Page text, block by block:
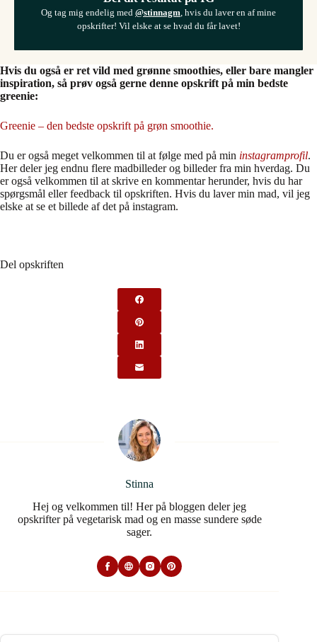
Og tag mig endelig med @stinnagm , hvis du laver en af mine
opskrifter! Vil elske at se hvad du får lavet!
Hvis du også er ret vild med grønne smoothies, eller bare mangler
inspiration, så prøv også gerne denne opskrift på min bedste
greenie:
Greenie – den bedste opskrift på grøn smoothie.
Du er også meget velkommen til at følge med på min instagramprofil.
Her deler jeg endnu flere madbilleder og billeder fra min hverdag. Du
er også velkommen til at skrive en kommentar herunder, hvis du har
spørgsmål eller feedback til opskriften. Hvis du laver min mad, vil jeg
elske at se et billede af det på instagram.
Del opskriften
Stinna
Hej og velkommen til! Her på bloggen deler jeg
opskrifter på vegetarisk mad og en masse sundere søde
sager.